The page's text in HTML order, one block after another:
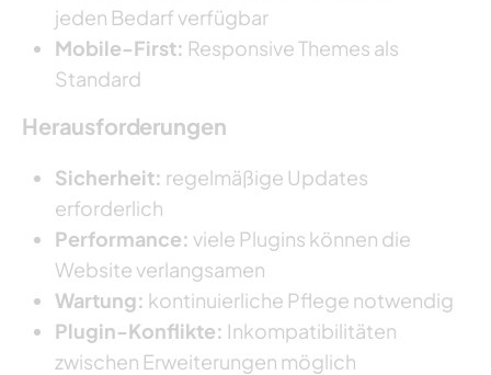
jeden Bedarf verfügbar
Mobile-First: Responsive Themes als
Standard
Herausforderungen
Sicherheit: regelmäßige Updates
erforderlich
Performance: viele Plugins können die
Website verlangsamen
Wartung: kontinuierliche Pflege notwendig
Plugin-Konflikte: Inkompatibilitäten
zwischen Erweiterungen möglich